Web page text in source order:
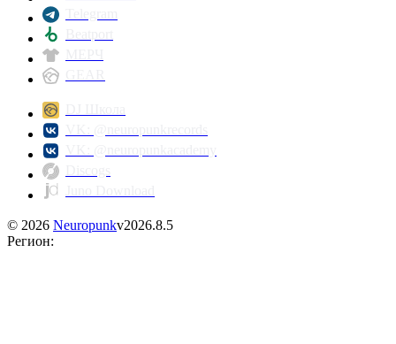
© 2026 Neuropunkv2026.8.5
Регион: